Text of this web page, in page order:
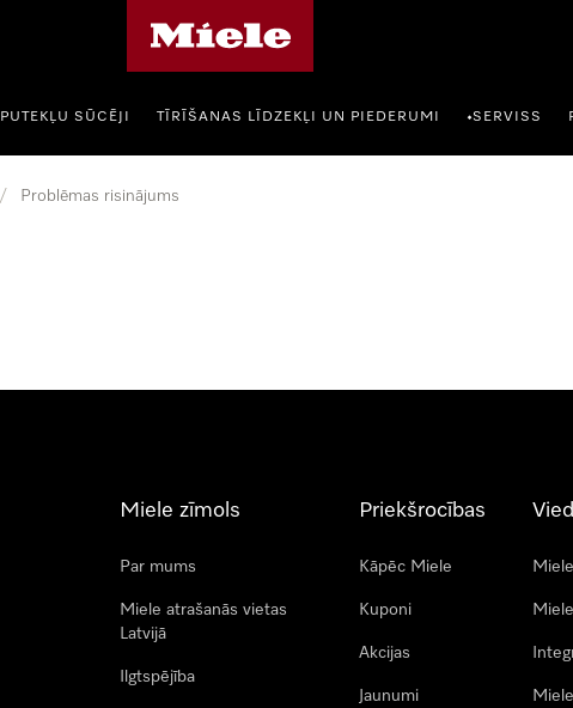
PUTEKĻU SŪCĒJI TĪRĪŠANAS LĪDZEKĻI UN PIEDERUMI •SERVISS
/ Problēmas risinājums
Miele zīmols
Par mums
Miele atrašanās vietas
Latvijā
Ilgtspējība
Priekšrocības
Kāpēc Miele
Kuponi
Akcijas
Jaunumi